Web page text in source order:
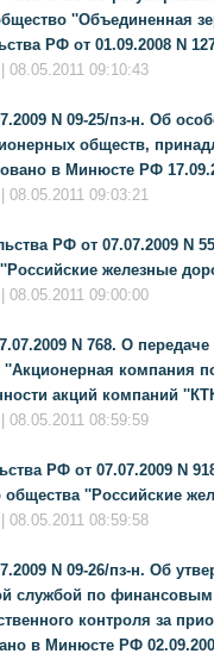
''Объединенная
РФ от 01.09.2008 N
09:10:43
N 09-25/пз-н. Об
обществ,
в Минюсте РФ
09:03:21
РФ от 07.07.2009 N
железные
09:00:00
N 768. О
компания
акций компаний
08:59:59
РФ от 07.07.2009 N
общества ''Российские
08:59:58
N 09-26/пз-н. Об
службой по
контроля за
в Минюсте РФ